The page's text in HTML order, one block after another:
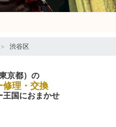
渋谷区
京都）の
修理・交換
王国におまかせ